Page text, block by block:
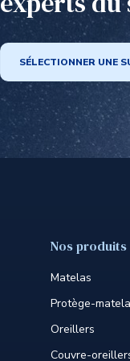
SÉLECTIONNER UNE
Nos produits
Matelas
Protège-
Oreillers
Couvre-